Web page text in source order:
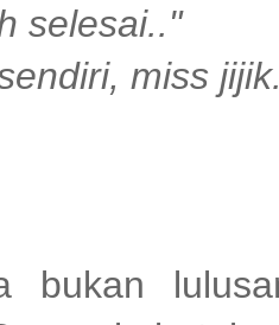
selesai.."
miss
bukan